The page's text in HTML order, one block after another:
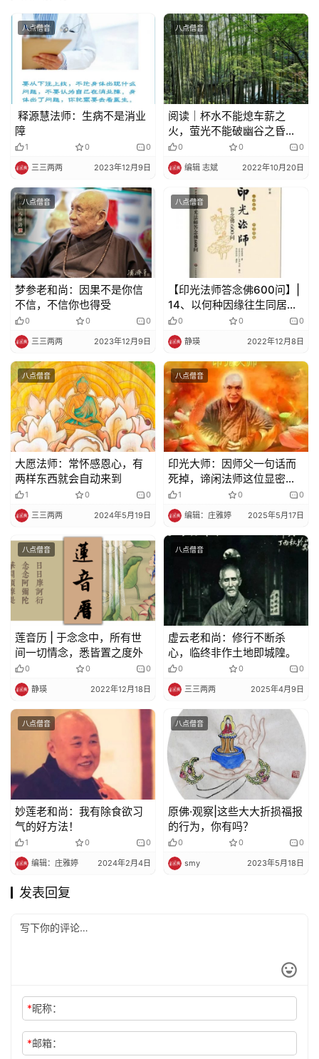
八点僧音
释源慧法师：生病不是消业
障
1 0 0
三三两两 2023年12月9日
八点僧音
阅读｜杯水不能熄车薪之
火，萤光不能破幽谷之昏
——莲池大师《竹窗随笔》
选读（三十四）
0 0 0
编辑 志斌 2022年10月20日
八点僧音
梦参老和尚：因果不是你信
不信，不信你也得受
0 0 0
三三两两 2023年12月9日
八点僧音
【印光法师答念佛600问】|
14、以何种因缘往生同居净
土？
0 0 0
静瑛 2022年12月8日
八点僧音
大愿法师：常怀感恩心，有
两样东西就会自动来到
1 0 0
三三两两 2024年5月19日
八点僧音
印光大师：因师父一句话而
死掉，谛闲法师这位显密圆
通的高徒，实在可惜！
1 0 0
编辑：庄雅婷 2025年5月17日
八点僧音
莲音历 | 于念念中，所有世
间一切情念，悉皆置之度外
0 0 0
静瑛 2022年12月18日
八点僧音
虚云老和尚：修行不断杀
心，临终非作土地即城隍。
0 0 0
三三两两 2025年4月9日
八点僧音
妙莲老和尚：我有除食欲习
气的好方法！
1 0 0
编辑：庄雅婷 2024年2月4日
八点僧音
原佛·观察|这些大大折损福报
的行为，你有吗？
0 0 0
smy 2023年5月18日
发表回复
*昵称：
*邮箱：